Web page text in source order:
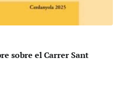
sobre el Carrer Sant